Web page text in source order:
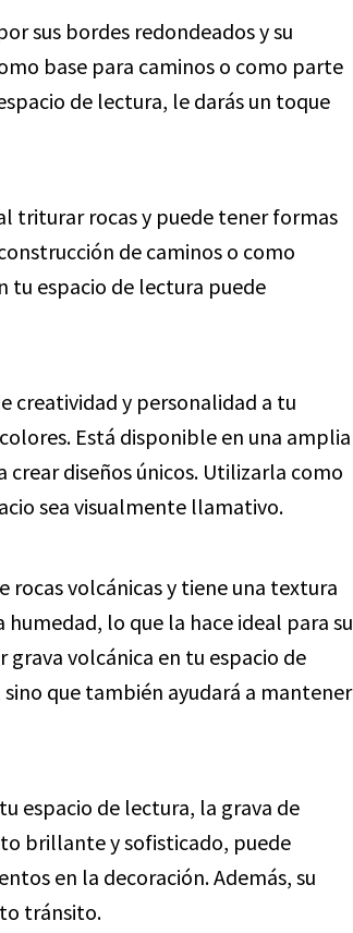
sus bordes redondeados y su
base para caminos o como parte
de lectura, le darás un toque
triturar rocas y puede tener formas
de caminos o como
tu espacio de lectura puede
creatividad y personalidad a tu
Está disponible en una amplia
diseños únicos. Utilizarla como
sea visualmente llamativo.
rocas volcánicas y tiene una textura
lo que la hace ideal para su
volcánica en tu espacio de
que también ayudará a mantener
espacio de lectura, la grava de
brillante y sofisticado, puede
en la decoración. Además, su
tránsito.